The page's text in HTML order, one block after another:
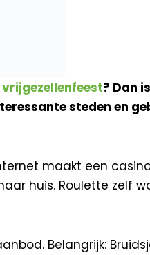
vrijgezellenfeest? Dan
steden en
maakt een
huis. Roulette zelf
Belangrijk: